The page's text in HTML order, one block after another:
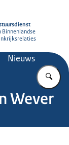
Binnenlandse
Nieuws
Wever